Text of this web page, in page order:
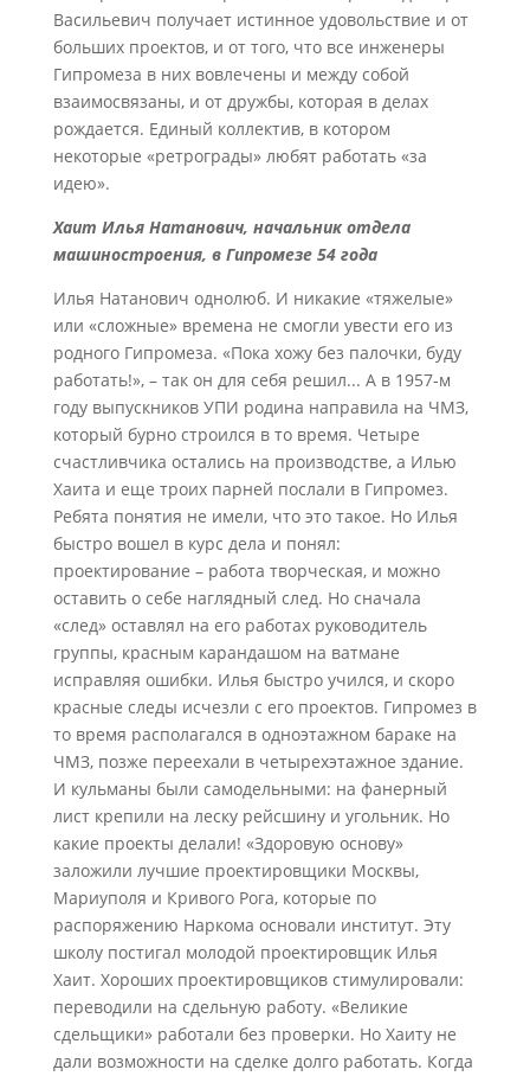
Васильевич получает истинное удовольствие и от
больших проектов, и от того, что все инженеры
Гипромеза в них вовлечены и между собой
взаимосвязаны, и от дружбы, которая в делах
рождается. Единый коллектив, в котором
некоторые «ретрограды» любят работать «за
идею».
Хаит Илья Натанович, начальник отдела
машиностроения, в Гипромезе 54 года
Илья Натанович однолюб. И никакие «тяжелые»
или «сложные» времена не смогли увести его из
родного Гипромеза. «Пока хожу без палочки, буду
работать!», – так он для себя решил... А в 1957-м
году выпускников УПИ родина направила на ЧМЗ,
который бурно строился в то время. Четыре
счастливчика остались на производстве, а Илью
Хаита и еще троих парней послали в Гипромез.
Ребята понятия не имели, что это такое. Но Илья
быстро вошел в курс дела и понял:
проектирование – работа творческая, и можно
оставить о себе наглядный след. Но сначала
«след» оставлял на его работах руководитель
группы, красным карандашом на ватмане
исправляя ошибки. Илья быстро учился, и скоро
красные следы исчезли с его проектов. Гипромез в
то время располагался в одноэтажном бараке на
ЧМЗ, позже переехали в четырехэтажное здание.
И кульманы были самодельными: на фанерный
лист крепили на леску рейсшину и угольник. Но
какие проекты делали! «Здоровую основу»
заложили лучшие проектировщики Москвы,
Мариуполя и Кривого Рога, которые по
распоряжению Наркома основали институт. Эту
школу постигал молодой проектировщик Илья
Хаит. Хороших проектировщиков стимулировали:
переводили на сдельную работу. «Великие
сдельщики» работали без проверки. Но Хаиту не
дали возможности на сделке долго работать. Когда